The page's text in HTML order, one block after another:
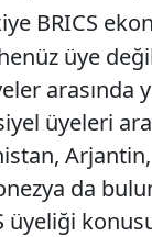
BRICS
üye
arasında
üyeleri
da
üyeliği